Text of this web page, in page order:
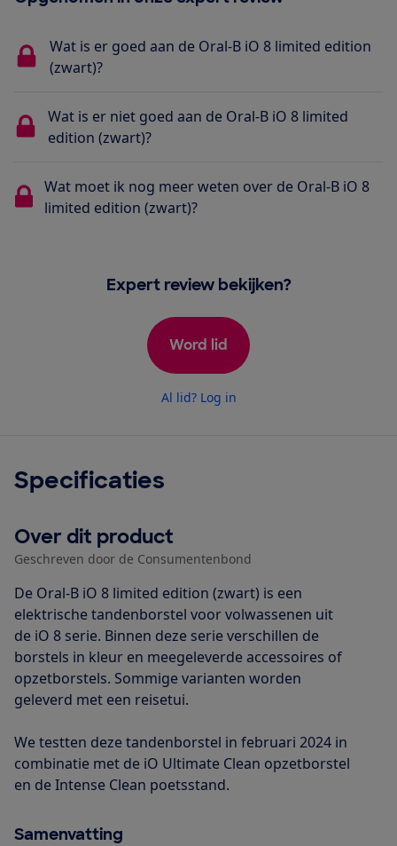
Wat is er goed aan de Oral-B iO 8 limited edition
(zwart)?
Wat is er niet goed aan de Oral-B iO 8 limited
edition (zwart)?
Wat moet ik nog meer weten over de Oral-B iO 8
limited edition (zwart)?
Expert review bekijken?
Word lid
Al lid? Log in
Specificaties
Over dit product
Geschreven door de Consumentenbond
De Oral-B iO 8 limited edition (zwart) is een
elektrische tandenborstel voor volwassenen uit
de iO 8 serie. Binnen deze serie verschillen de
borstels in kleur en meegeleverde accessoires of
opzetborstels. Sommige varianten worden
geleverd met een reisetui.
We testten deze tandenborstel in februari 2024 in
combinatie met de iO Ultimate Clean opzetborstel
en de Intense Clean poetsstand.
Samenvatting